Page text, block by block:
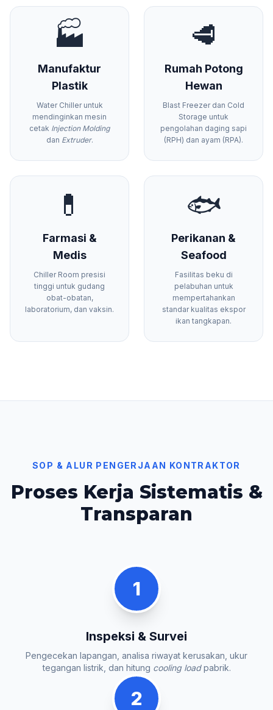
🏭
Manufaktur
Plastik
Water Chiller untuk
mendinginkan mesin
cetak Injection Molding
dan Extruder.
🥩
Rumah Potong
Hewan
Blast Freezer dan Cold
Storage untuk
pengolahan daging sapi
(RPH) dan ayam (RPA).
💊
Farmasi &
Medis
Chiller Room presisi
tinggi untuk gudang
obat-obatan,
laboratorium, dan vaksin.
🐟
Perikanan &
Seafood
Fasilitas beku di
pelabuhan untuk
mempertahankan
standar kualitas ekspor
ikan tangkapan.
SOP & ALUR PENGERJAAN KONTRAKTOR
Proses Kerja Sistematis &
Transparan
1
Inspeksi & Survei
Pengecekan lapangan, analisa riwayat kerusakan, ukur
tegangan listrik, dan hitung cooling loadpabrik.
2